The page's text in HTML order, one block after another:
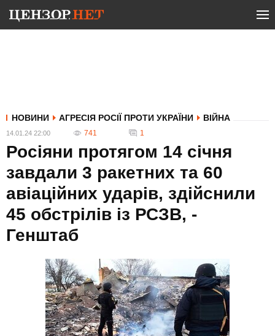
НОВИНИ АГРЕСІЯ РОСІЇ ПРОТИ УКРАЇНИ ВІЙНА
14.01.24 22:00 741 1
Росіяни протягом 14 січня
завдали 3 ракетних та 60
авіаційних ударів, здійснили
45 обстрілів із РСЗВ, -
Генштаб